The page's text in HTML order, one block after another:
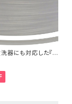
器にも対応した『C
お試しサンプル 1